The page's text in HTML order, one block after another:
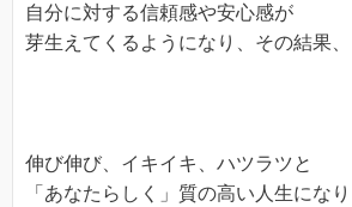
自分に対する信頼感や安心感が
芽生えてくるようになり、その結果、
伸び伸び、イキイキ、ハツラツと
「あなたらしく」質の高い人生になり